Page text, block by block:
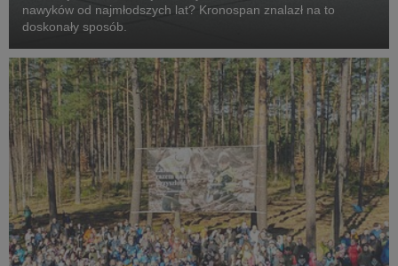
nawyków od najmłodszych lat? Kronospan znalazł na to
doskonały sposób.